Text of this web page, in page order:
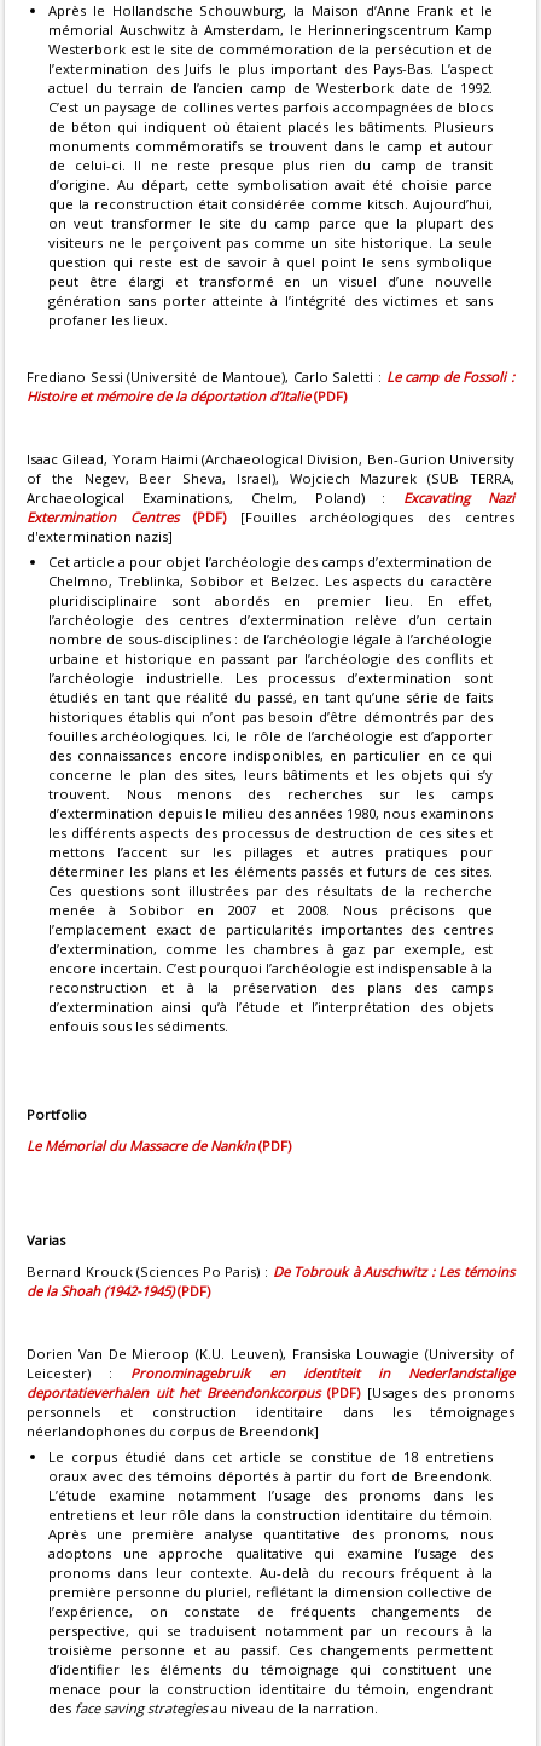
Après le Hollandsche Schouwburg, la Maison d’Anne Frank et le
mémorial Auschwitz à Amsterdam, le Herinneringscentrum Kamp
Westerbork est le site de commémoration de la persécution et de
l’extermination des Juifs le plus important des Pays-Bas. L’aspect
actuel du terrain de l’ancien camp de Westerbork date de 1992.
C’est un paysage de collines vertes parfois accompagnées de blocs
de béton qui indiquent où étaient placés les bâtiments. Plusieurs
monuments commémoratifs se trouvent dans le camp et autour
de celui-ci. Il ne reste presque plus rien du camp de transit
d’origine. Au départ, cette symbolisation avait été choisie parce
que la reconstruction était considérée comme kitsch. Aujourd’hui,
on veut transformer le site du camp parce que la plupart des
visiteurs ne le perçoivent pas comme un site historique. La seule
question qui reste est de savoir à quel point le sens symbolique
peut être élargi et transformé en un visuel d’une nouvelle
génération sans porter atteinte à l’intégrité des victimes et sans
profaner les lieux.
Frediano Sessi (Université de Mantoue), Carlo Saletti : Le camp de Fossoli :
Histoire et mémoire de la déportation d’Italie(PDF)
Isaac Gilead, Yoram Haimi (Archaeological Division, Ben-Gurion University
of the Negev, Beer Sheva, Israel), Wojciech Mazurek (SUB TERRA,
Archaeological Examinations, Chelm, Poland) : Excavating Nazi
Extermination Centres(PDF)[Fouilles archéologiques des centres
d'extermination nazis]
Cet article a pour objet l’archéologie des camps d’extermination de
Chelmno, Treblinka, Sobibor et Belzec. Les aspects du caractère
pluridisciplinaire sont abordés en premier lieu. En effet,
l’archéologie des centres d’extermination relève d’un certain
nombre de sous-disciplines : de l’archéologie légale à l’archéologie
urbaine et historique en passant par l’archéologie des conflits et
l’archéologie industrielle. Les processus d’extermination sont
étudiés en tant que réalité du passé, en tant qu’une série de faits
historiques établis qui n’ont pas besoin d’être démontrés par des
fouilles archéologiques. Ici, le rôle de l’archéologie est d’apporter
des connaissances encore indisponibles, en particulier en ce qui
concerne le plan des sites, leurs bâtiments et les objets qui s’y
trouvent. Nous menons des recherches sur les camps
d’extermination depuis le milieu des années 1980, nous examinons
les différents aspects des processus de destruction de ces sites et
mettons l’accent sur les pillages et autres pratiques pour
déterminer les plans et les éléments passés et futurs de ces sites.
Ces questions sont illustrées par des résultats de la recherche
menée à Sobibor en 2007 et 2008. Nous précisons que
l’emplacement exact de particularités importantes des centres
d’extermination, comme les chambres à gaz par exemple, est
encore incertain. C’est pourquoi l’archéologie est indispensable à la
reconstruction et à la préservation des plans des camps
d’extermination ainsi qu’à l’étude et l’interprétation des objets
enfouis sous les sédiments.
Portfolio
Le Mémorial du Massacre de Nankin(PDF)
Varias
Bernard Krouck (Sciences Po Paris) : De Tobrouk à Auschwitz : Les témoins
de la Shoah (1942-1945)(PDF)
Dorien Van De Mieroop (K.U. Leuven), Fransiska Louwagie (University of
Leicester) : Pronominagebruik en identiteit in Nederlandstalige
deportatieverhalen uit het Breendonkcorpus (PDF)[Usages des pronoms
personnels et construction identitaire dans les témoignages
néerlandophones du corpus de Breendonk]
Le corpus étudié dans cet article se constitue de 18 entretiens
oraux avec des témoins déportés à partir du fort de Breendonk.
L’étude examine notamment l’usage des pronoms dans les
entretiens et leur rôle dans la construction identitaire du témoin.
Après une première analyse quantitative des pronoms, nous
adoptons une approche qualitative qui examine l’usage des
pronoms dans leur contexte. Au-delà du recours fréquent à la
première personne du pluriel, reflétant la dimension collective de
l’expérience, on constate de fréquents changements de
perspective, qui se traduisent notamment par un recours à la
troisième personne et au passif. Ces changements permettent
d’identifier les éléments du témoignage qui constituent une
menace pour la construction identitaire du témoin, engendrant
des face saving strategiesau niveau de la narration.